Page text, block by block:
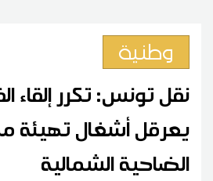
وطنية
نقل تونس: تكرر إلقاء
يعرقل أشغال
الضاحية الشمالية